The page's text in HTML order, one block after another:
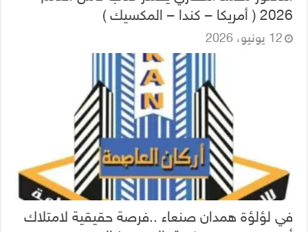
2026 ( أمريكا – كندا – المكسيك )
12 يونيو، 2026
في لؤلؤة همدان صنعاء ..فرصة حقيقية لامتلاك